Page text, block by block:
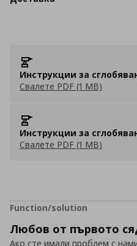
Инструкции за
Свалете PDF (1 MB)
Инструкции за
Свалете PDF (1 MB)
Function/solution
Любов от първото
Ако сте имали проблем с